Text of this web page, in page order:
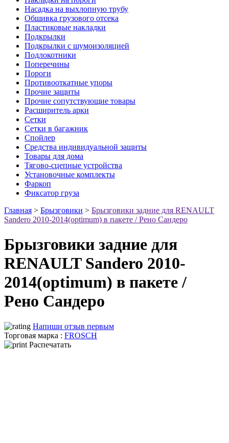
Насадка на выхлопную трубу
Обшивка грузового отсека
Пластиковые накладки
Подкрылки
Подкрылки с шумоизоляцией
Подлокотники
Поперечины
Пороги
Противооткатные упоры
Прочие защиты
Прочие сопутствующие товары
Расширитель арки
Сетки
Сетки в багажник
Спойлер
Средства индивидуальной защиты
Товары для дома
Тягово-сцепные устройства
Установочные комплекты
Фаркоп
Фиксатор груза
Главная > Брызговики > Брызговики задние для RENAULT
Sandero 2010-2014(optimum) в пакете / Рено Сандеро
Брызговики задние для
RENAULT Sandero 2010-
2014(optimum) в пакете /
Рено Сандеро
Напиши отзыв первым
Торговая марка : FROSCH
Распечатать